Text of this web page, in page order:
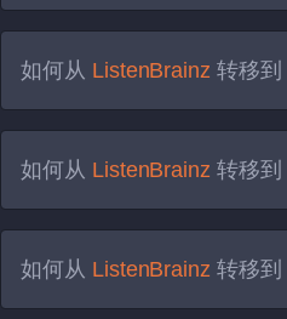
如何从 ListenBrainz 转移到
如何从 ListenBrainz 转移到
如何从 ListenBrainz 转移到